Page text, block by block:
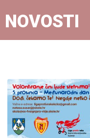
NOVOSTI